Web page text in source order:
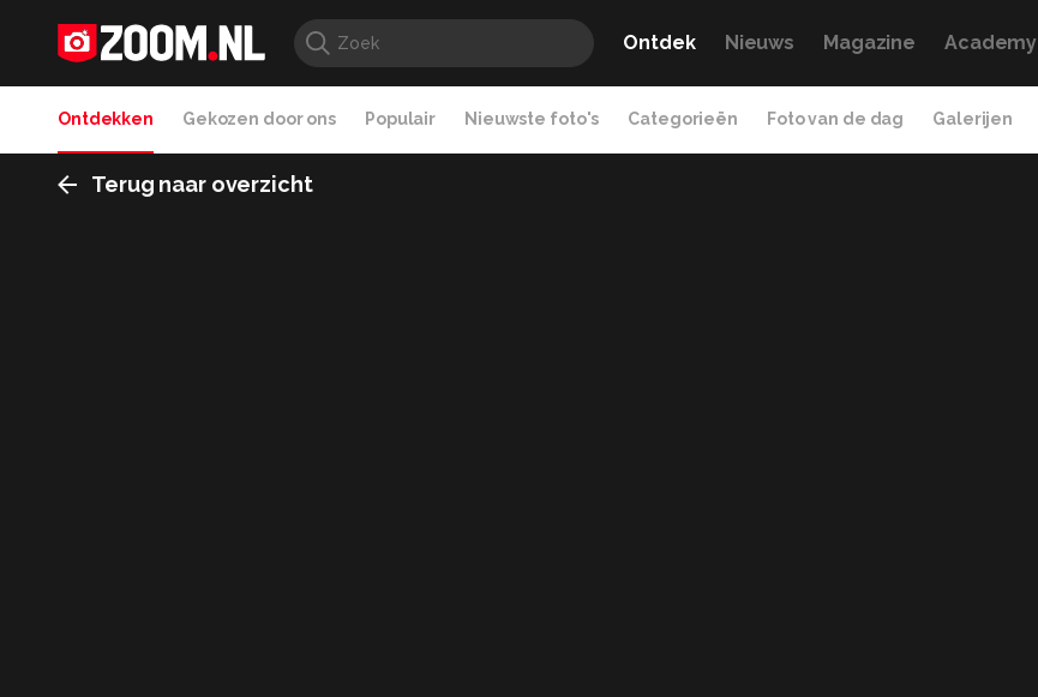
Ontdek Nieuws Magazine Academy
Ontdekken Gekozen door ons Populair Nieuwste foto's Categorieën Foto van de dag Galerijen
Terug naar overzicht